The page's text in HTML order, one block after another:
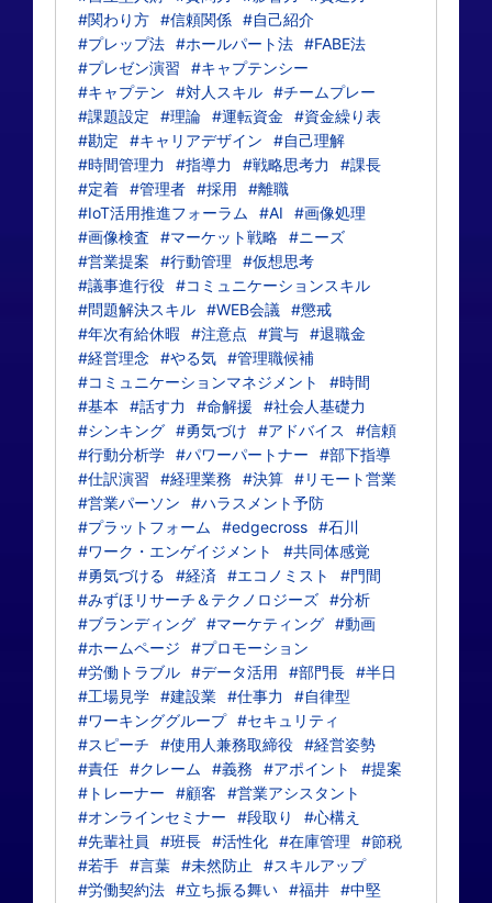
#関わり方 #信頼関係 #自己紹介
#プレップ法 #ホールパート法 #FABE法
#プレゼン演習
#キャプテンシー
#キャプテン
#対人スキル #チームプレー
#課題設定
#理論 #運転資金
#資金繰り表
#勘定
#キャリアデザイン
#自己理解
#時間管理力
#指導力 #戦略思考力
#課長
#定着 #管理者 #採用
#離職
#IoT活用推進フォーラム
#AI
#画像処理
#画像検査
#マーケット戦略 #ニーズ
#営業提案
#行動管理
#仮想思考
#議事進行役 #コミュニケーションスキル
#問題解決スキル #WEB会議
#懲戒
#年次有給休暇
#注意点 #賞与 #退職金
#経営理念 #やる気 #管理職候補
#コミュニケーションマネジメント
#時間
#基本
#話す力 #命解援
#社会人基礎力
#シンキング #勇気づけ #アドバイス
#信頼
#行動分析学 #パワーパートナー
#部下指導
#仕訳演習
#経理業務 #決算 #リモート営業
#営業パーソン
#ハラスメント予防
#プラットフォーム
#edgecross #石川
#ワーク・エンゲイジメント
#共同体感覚
#勇気づける
#経済 #エコノミスト
#門間
#みずほリサーチ＆テクノロジーズ #分析
#ブランディング #マーケティング #動画
#ホームページ
#プロモーション
#労働トラブル #データ活用 #部門長 #半日
#工場見学 #建設業 #仕事力
#自律型
#ワーキンググループ #セキュリティ
#スピーチ
#使用人兼務取締役 #経営姿勢
#責任 #クレーム #義務 #アポイント
#提案
#トレーナー
#顧客
#営業アシスタント
#オンラインセミナー
#段取り
#心構え
#先輩社員
#班長 #活性化 #在庫管理
#節税
#若手 #言葉 #未然防止
#スキルアップ
#労働契約法 #立ち振る舞い #福井 #中堅